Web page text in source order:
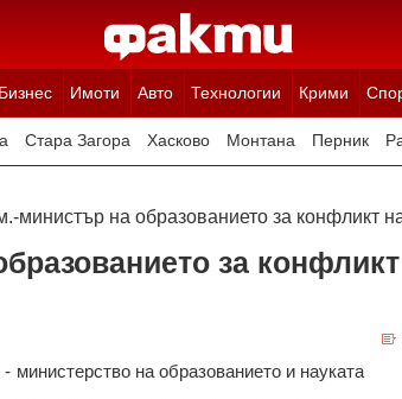
Бизнес Имоти Авто Технологии Крими
Стара Загора Хасково Монтана Перник
министър на образованието за конфликт на
за
- министерство на образованието и науката